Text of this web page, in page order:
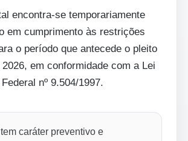
encontra-se temporariamente
em cumprimento às restrições
o período que antecede o pleito
em conformidade com a Lei
Federal nº 9.504/1997.
caráter preventivo e